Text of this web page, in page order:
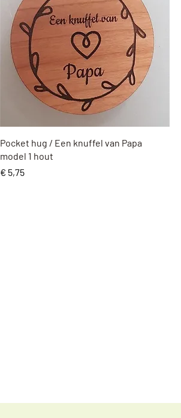
Snel overzicht
Pocket hug / Een knuffel van Papa
model 1 hout
Prijs
€ 5,75